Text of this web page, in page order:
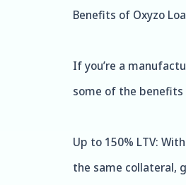
Benefits of Oxyzo
If you’re a
some of the benefits
Up to 150% LTV:
the same collateral,